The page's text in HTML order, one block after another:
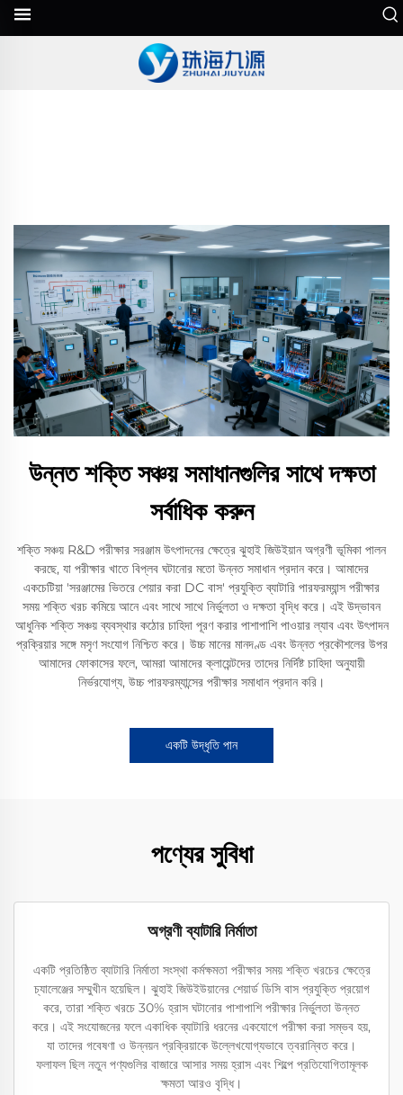
উন্নত শক্তি সঞ্চয় সমাধানগুলির সাথে দক্ষতা
সর্বাধিক করুন
শক্তি সঞ্চয় R&D পরীক্ষার সরঞ্জাম উৎপাদনের ক্ষেত্রে ঝুহাই জিউইয়ান অগ্রণী ভূমিকা পালন
করছে, যা পরীক্ষার খাতে বিপ্লব ঘটানোর মতো উন্নত সমাধান প্রদান করে। আমাদের
একচেটিয়া 'সরঞ্জামের ভিতরে শেয়ার করা DC বাস' প্রযুক্তি ব্যাটারি পারফরম্যান্স পরীক্ষার
সময় শক্তি খরচ কমিয়ে আনে এবং সাথে সাথে নির্ভুলতা ও দক্ষতা বৃদ্ধি করে। এই উদ্ভাবন
আধুনিক শক্তি সঞ্চয় ব্যবস্থার কঠোর চাহিদা পূরণ করার পাশাপাশি পাওয়ার ল্যাব এবং উৎপাদন
প্রক্রিয়ার সঙ্গে মসৃণ সংযোগ নিশ্চিত করে। উচ্চ মানের মানদণ্ড এবং উন্নত প্রকৌশলের উপর
আমাদের ফোকাসের ফলে, আমরা আমাদের ক্লায়েন্টদের তাদের নির্দিষ্ট চাহিদা অনুযায়ী
নির্ভরযোগ্য, উচ্চ পারফরম্যান্সের পরীক্ষার সমাধান প্রদান করি।
একটি উদ্ধৃতি পান
পণ্যের সুবিধা
অগ্রণী ব্যাটারি নির্মাতা
একটি প্রতিষ্ঠিত ব্যাটারি নির্মাতা সংস্থা কর্মক্ষমতা পরীক্ষার সময় শক্তি খরচের ক্ষেত্রে
চ্যালেঞ্জের সম্মুখীন হয়েছিল। ঝুহাই জিউইউয়ানের শেয়ার্ড ডিসি বাস প্রযুক্তি প্রয়োগ
করে, তারা শক্তি খরচে 30% হ্রাস ঘটানোর পাশাপাশি পরীক্ষার নির্ভুলতা উন্নত
করে। এই সংযোজনের ফলে একাধিক ব্যাটারি ধরনের একযোগে পরীক্ষা করা সম্ভব হয়,
যা তাদের গবেষণা ও উন্নয়ন প্রক্রিয়াকে উল্লেখযোগ্যভাবে ত্বরান্বিত করে।
ফলাফল ছিল নতুন পণ্যগুলির বাজারে আসার সময় হ্রাস এবং শিল্পে প্রতিযোগিতামূলক
ক্ষমতা আরও বৃদ্ধি।